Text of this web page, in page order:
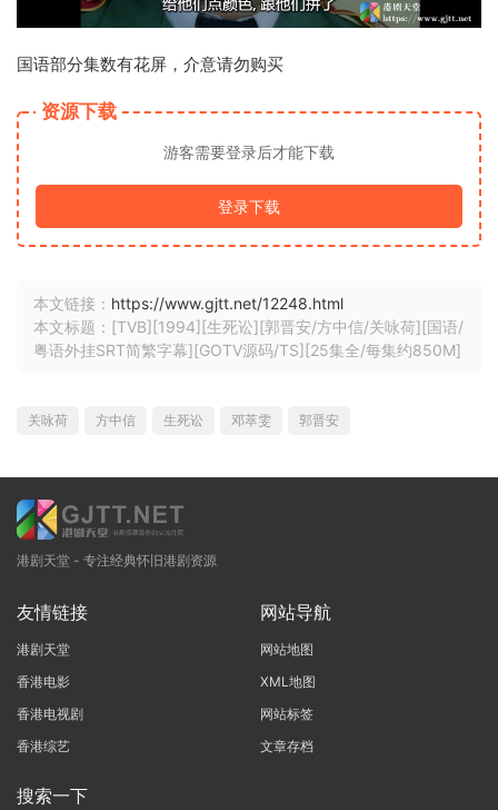
国语部分集数有花屏，介意请勿购买
资源下载
游客需要登录后才能下载
登录下载
本文链接： https://www.gjtt.net/12248.html
本文标题：[TVB][1994][生死讼][郭晋安/方中信/关咏荷][国语/
粤语外挂SRT简繁字幕][GOTV源码/TS][25集全/每集约850M]
关咏荷 方中信 生死讼 邓萃雯 郭晋安
港剧天堂 - 专注经典怀旧港剧资源
友情链接
港剧天堂
香港电影
香港电视剧
香港综艺
网站导航
网站地图
XML地图
网站标签
文章存档
搜索一下